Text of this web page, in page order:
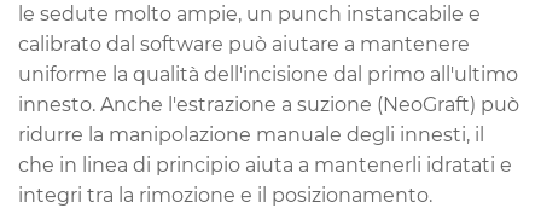
le sedute molto ampie, un punch instancabile e
calibrato dal software può aiutare a mantenere
uniforme la qualità dell'incisione dal primo all'ultimo
innesto. Anche l'estrazione a suzione (NeoGraft) può
ridurre la manipolazione manuale degli innesti, il
che in linea di principio aiuta a mantenerli idratati e
integri tra la rimozione e il posizionamento.